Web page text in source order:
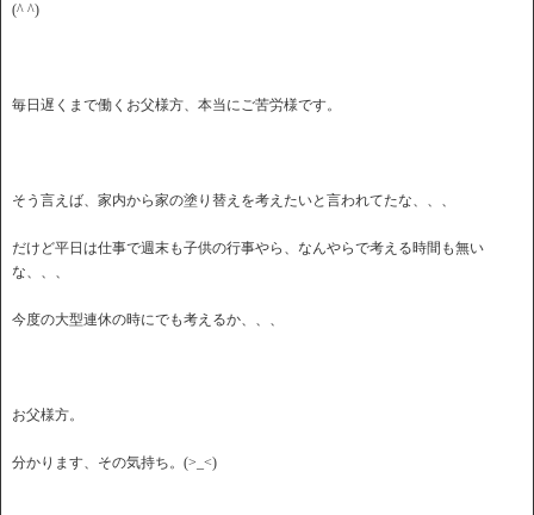
(^ ^)
毎日遅くまで働くお父様方、本当にご苦労様です。
そう言えば、家内から家の塗り替えを考えたいと言われてたな、、、
だけど平日は仕事で週末も子供の行事やら、なんやらで考える時間も無い
な、、、
今度の大型連休の時にでも考えるか、、、
お父様方。
分かります、その気持ち。(>_<)